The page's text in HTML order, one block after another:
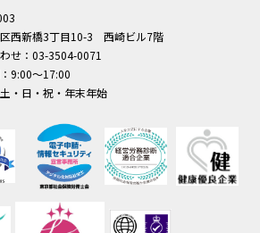
西新橋3丁目10-3 西崎ビル7階
せ：03-3504-0071
9:00～17:00
・日・祝・年末年始